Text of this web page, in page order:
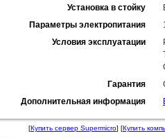
Установка в стойку
Параметры электропитания
Условия эксплуатации
Гарантия
Дополнительная информация
[Купить сервер Supermicro] [Купить